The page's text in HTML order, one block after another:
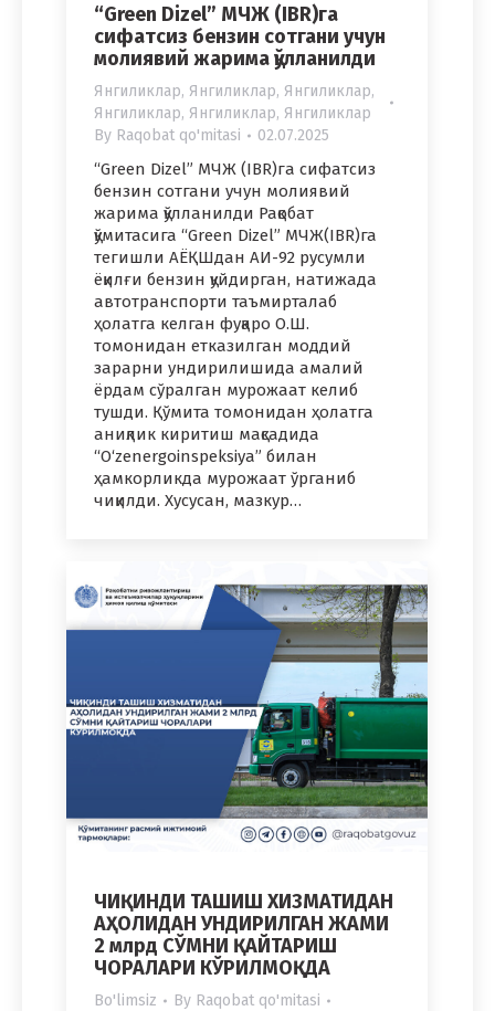
“Green Dizel” МЧЖ (IBR)гa
сифатсиз бензин сотгани учун
молиявий жарима қўлланилди
Янгиликлар, Янгиликлар, Янгиликлар,
Янгиликлар, Янгиликлар, Янгиликлар
By Raqobat qo'mitasi 02.07.2025
“Green Dizel” МЧЖ (IBR)гa сифатсиз
бензин сотгани учун молиявий
жарима қўлланилди Рақобат
қўмитасига “Green Dizel” МЧЖ(IBR)га
тегишли АЁҚШдан АИ-92 русумли
ёқилғи бензин қуйдирган, натижада
автотранспорти таъмирталаб
ҳолатга келган фуқаро О.Ш.
томонидан етказилган моддий
зарарни ундирилишида амалий
ёрдам сўралган мурожаат келиб
тушди. Қўмита томонидан ҳолатга
аниқлик киритиш мақсадида
“O‘zenergoinspeksiya” билан
ҳамкорликда мурожаат ўрганиб
чиқилди. Хусусан, мазкур…
ЧИҚИНДИ ТАШИШ ХИЗМАТИДАН
АҲОЛИДАН УНДИРИЛГАН ЖАМИ
2 млрд СЎМНИ ҚАЙТАРИШ
ЧОРАЛАРИ КЎРИЛМОҚДА
Bo'limsiz By Raqobat qo'mitasi